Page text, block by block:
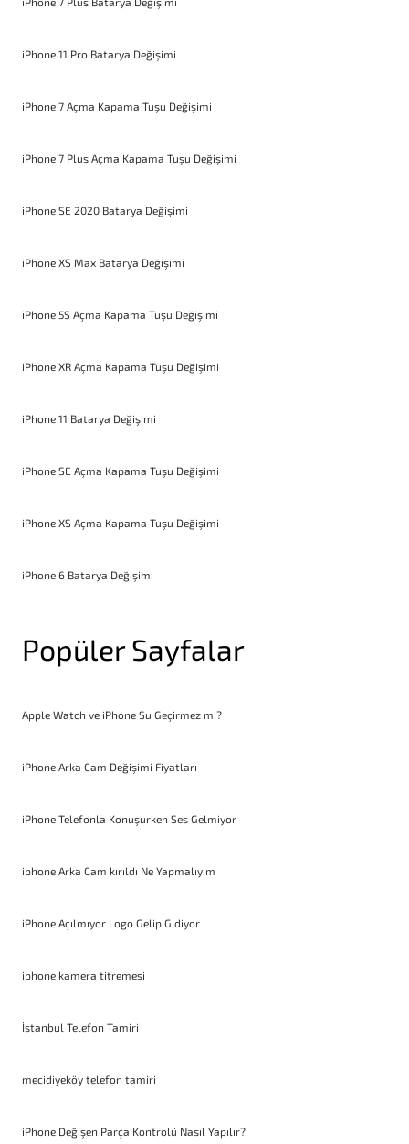
iPhone 11 Pro Batarya Değişimi
iPhone 7 Açma Kapama Tuşu Değişimi
iPhone 7 Plus Açma Kapama Tuşu Değişimi
iPhone SE 2020 Batarya Değişimi
iPhone XS Max Batarya Değişimi
iPhone 5S Açma Kapama Tuşu Değişimi
iPhone XR Açma Kapama Tuşu Değişimi
iPhone 11 Batarya Değişimi
iPhone SE Açma Kapama Tuşu Değişimi
iPhone XS Açma Kapama Tuşu Değişimi
iPhone 6 Batarya Değişimi
Popüler Sayfalar
Apple Watch ve iPhone Su Geçirmez mi?
iPhone Arka Cam Değişimi Fiyatları
iPhone Telefonla Konuşurken Ses Gelmiyor
iphone Arka Cam kırıldı Ne Yapmalıyım
iPhone Açılmıyor Logo Gelip Gidiyor
iphone kamera titremesi
İstanbul Telefon Tamiri
mecidiyeköy telefon tamiri
iPhone Değişen Parça Kontrolü Nasıl Yapılır?